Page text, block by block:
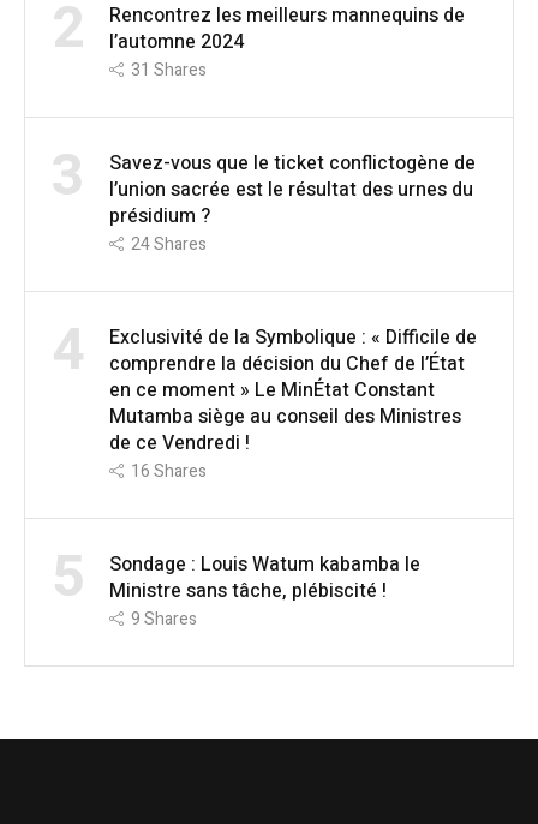
2
Rencontrez les meilleurs mannequins de
l’automne 2024
31 Shares
3
Savez-vous que le ticket conflictogène de
l’union sacrée est le résultat des urnes du
présidium ?
24Shares
4
Exclusivité de la Symbolique : « Difficile de
comprendre la décision du Chef de l’État
en ce moment » Le MinÉtat Constant
Mutamba siège au conseil des Ministres
de ce Vendredi !
16Shares
5
Sondage : Louis Watum kabamba le
Ministre sans tâche, plébiscité !
9Shares